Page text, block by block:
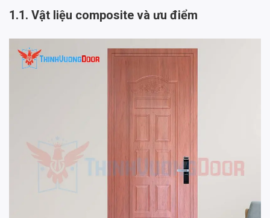
1.1. Vật liệu composite và ưu điểm